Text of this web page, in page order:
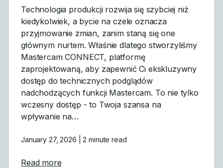
Technologia produkcji rozwija się szybciej niż
kiedykolwiek, a bycie na czele oznacza
przyjmowanie zmian, zanim staną się one
głównym nurtem. Właśnie dlatego stworzyliśmy
Mastercam CONNECT, platformę
zaprojektowaną, aby zapewnić Ci ekskluzywny
dostęp do technicznych podglądów
nadchodzących funkcji Mastercam. To nie tylko
wczesny dostęp - to Twoja szansa na
wpływanie na…
January 27, 2026 | 2 minute read
Read moreabout Mastercam CONNECT: Wczesny